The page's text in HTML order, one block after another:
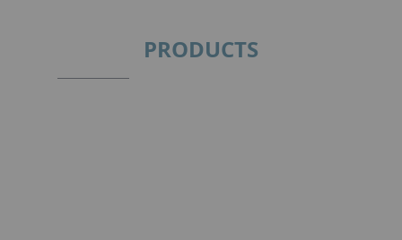
PRODUCTS